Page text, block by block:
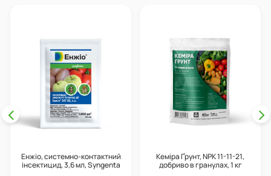
Енжіо, системно-контактний
інсектицид, 3,6 мл, Syngenta
Кеміра Ґрунт, NPK 11-11-21,
добриво в гранулах, 1 кг